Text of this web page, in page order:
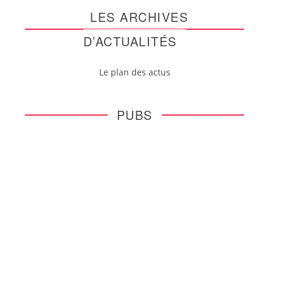
LES ARCHIVES
D’ACTUALITÉS
Le plan des actus
PUBS